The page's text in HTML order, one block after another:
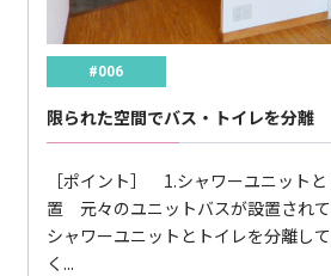
#006
限られた空間でバス・トイレを分離
［ポイント］ 1.シャワーユニット
置 元々のユニットバスが設置されて
シャワーユニットとトイレを分離し
く...